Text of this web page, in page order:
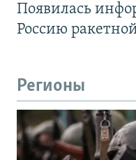
Появилась
Россию
Регионы